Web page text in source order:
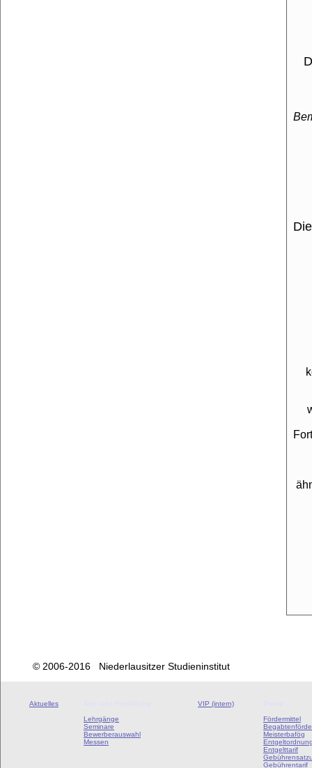
© 2006-2016 Niederlausitzer Studieninstitut
Aktuelles
Lehrgänge
Seminare
Bewerberauswahl
Messen
VIP (intern)
Fördermittel
Meisterbafög
Entgelttarif
Gebührentarif